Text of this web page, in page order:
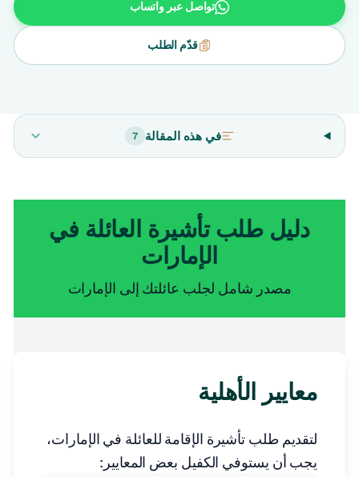
تواصل عبر واتساب
قدّم الطلب
في هذه المقالة 7
دليل طلب تأشيرة العائلة في
الإمارات
مصدر شامل لجلب عائلتك إلى الإمارات
معايير الأهلية
لتقديم طلب تأشيرة الإقامة للعائلة في الإمارات،
يجب أن يستوفي الكفيل بعض المعايير: